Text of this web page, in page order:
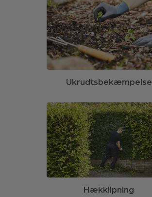
Ukrudtsbekæmpelse
Hækklipning